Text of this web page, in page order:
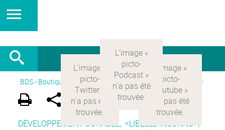
BDS - Boutique des sciences Version Française>Participer
DÉVELOPPEMENT DURABLE, <LIBELLÉ INCONNU>,